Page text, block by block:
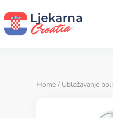
Home / Ublažavanje boli